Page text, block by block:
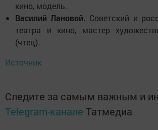
кино, модель.
Василий Лановой. Советский и
театра и кино, мастер
(чтец).
Источник
Следите за самым важным и
Telegram-канале Татмедиа